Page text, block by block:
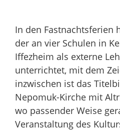
In den Fastnachtsferien
der an vier Schulen in
Iffezheim als externe
unterrichtet, mit dem
inzwischen ist das
Nepomuk-Kirche mit
wo passender Weise
Veranstaltung des